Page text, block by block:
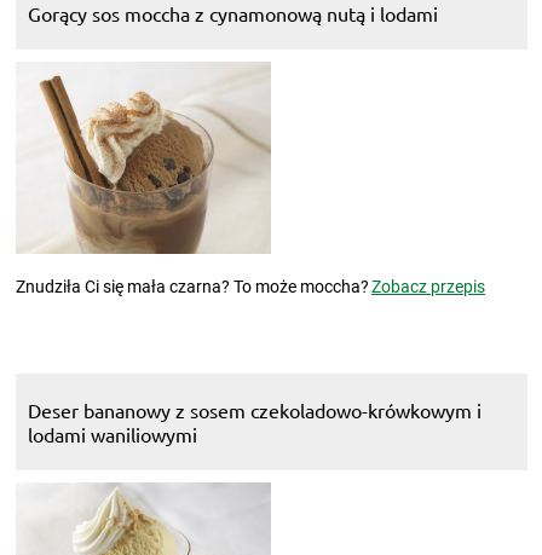
Gorący sos moccha z cynamonową nutą i lodami
Znudziła Ci się mała czarna? To może moccha?Zobacz przepis
Deser bananowy z sosem czekoladowo-krówkowym i
lodami waniliowymi